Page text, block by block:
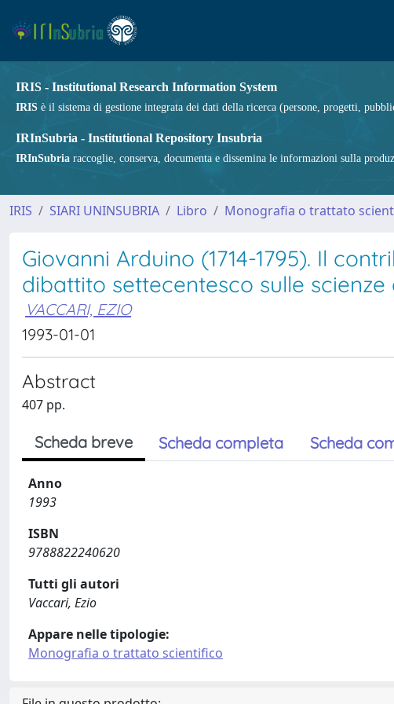
IRIS - Institutional Research Information System
IRIS è il sistema di gestione integrata dei dati della ricerca (persone, progetti,
IRInSubria - Institutional Repository Insubria
IRInSubria raccoglie, conserva, documenta e dissemina le informazioni sulla
IRIS SIARI UNINSUBRIA Libro Monografia o trattato
Giovanni Arduino (1714-1795). Il
dibattito settecentesco sulle scienze
VACCARI, EZIO
1993-01-01
Abstract
407 pp.
Scheda breve Scheda completa Scheda
Anno
1993
ISBN
9788822240620
Tutti gli autori
Vaccari, Ezio
Appare nelle tipologie:
Monografia o trattato scientifico